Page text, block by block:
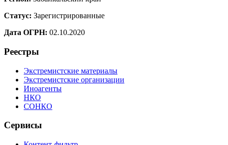
Статус: Зарегистрированные
Дата ОГРН: 02.10.2020
Реестры
Экстремистские материалы
Экстремистские организации
Иноагенты
НКО
СОНКО
Сервисы